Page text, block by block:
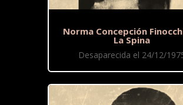
Norma Concepción
La Spina
Desaparecida el 24/12/